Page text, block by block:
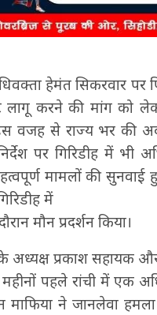
हेमंत सिकरवार पर
लागू करने की मांग को
वजह से राज्य भर की
पर गिरिडीह में भी
मामलों की
में
मौन प्रदर्शन किया।
के अध्यक्ष प्रकाश सहायक
पहले रांची में एक
माफिया ने जानलेवा